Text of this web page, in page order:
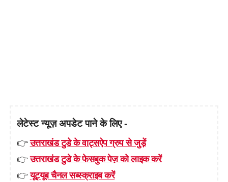
लेटेस्ट न्यूज़ अपडेट पाने के लिए -
👉उत्तराखंड टुडे के वाट्सऐप ग्रुप से जुड़ें
👉उत्तराखंड टुडे के फेसबुक पेज़ को लाइक करें
👉यूट्यूब चैनल सब्स्क्राइब करें